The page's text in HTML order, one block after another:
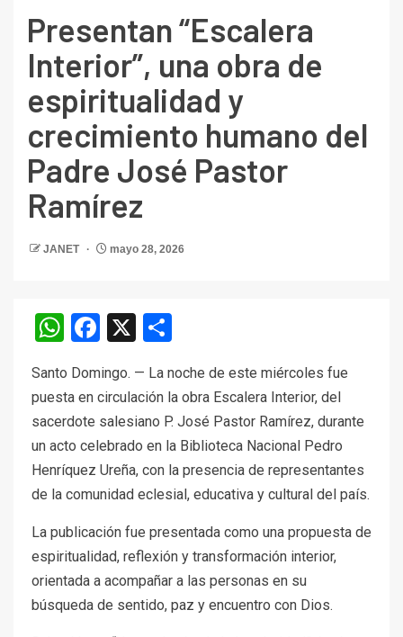
Presentan “Escalera
Interior”, una obra de
espiritualidad y
crecimiento humano del
Padre José Pastor
Ramírez
JANET mayo 28, 2026
WhatsApp
Facebook
X
Santo Domingo. — La noche de este miércoles fue
puesta en circulación la obra Escalera Interior, del
sacerdote salesiano P. José Pastor Ramírez, durante
un acto celebrado en la Biblioteca Nacional Pedro
Henríquez Ureña, con la presencia de representantes
de la comunidad eclesial, educativa y cultural del país.
La publicación fue presentada como una propuesta de
espiritualidad, reflexión y transformación interior,
orientada a acompañar a las personas en su
búsqueda de sentido, paz y encuentro con Dios.